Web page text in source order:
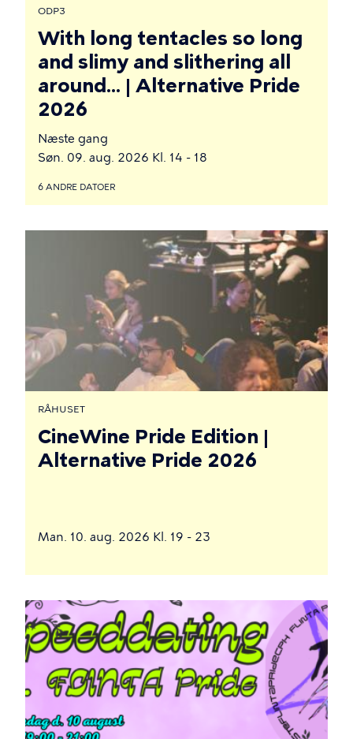
ODP3
With long tentacles so long
and slimy and slithering all
around... | Alternative Pride
2026
Næste gang
Søn. 09. aug. 2026 Kl. 14 - 18
6 ANDRE DATOER
RÅHUSET
CineWine Pride Edition |
Alternative Pride 2026
Man. 10. aug. 2026 Kl. 19 - 23